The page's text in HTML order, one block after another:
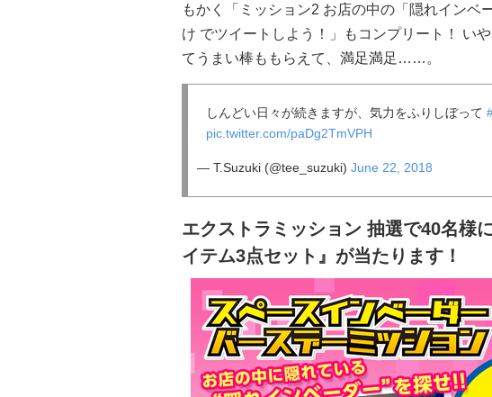
もかく「ミッション2 お店の中の「隠れインベ
け でツイートしよう！」もコンプリート！ い
てうまい棒ももらえて、満足満足……。
しんどい日々が続きますが、気力をふりしぼって
pic.twitter.com/paDg2TmVPH
— T.Suzuki (@tee_suzuki) June 22, 2018
エクストラミッション 抽選で40名様
イテム3点セット』が当たります！